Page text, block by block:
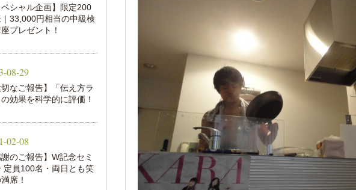
ペシャル企画】限定200
33,000円相当の中級検
プレゼント！
08-29
切なご報告】「伝え方ラ
効果を科学的に評価！
02-08
謝のご報告】W記念セミ
定員100名・両日とも笑
席！